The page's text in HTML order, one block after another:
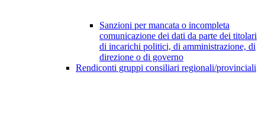
Sanzioni per mancata o incompleta
comunicazione dei dati da parte dei titolari
di incarichi politici, di amministrazione, di
direzione o di governo
Rendiconti gruppi consiliari regionali/provinciali